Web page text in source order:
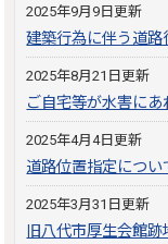
2025年9月9日更新
建築行為に伴う道
2025年8月21日更新
ご自宅等が水害に
2025年4月4日更新
道路位置指定につい
2025年3月31日更新
旧八代市厚生会館